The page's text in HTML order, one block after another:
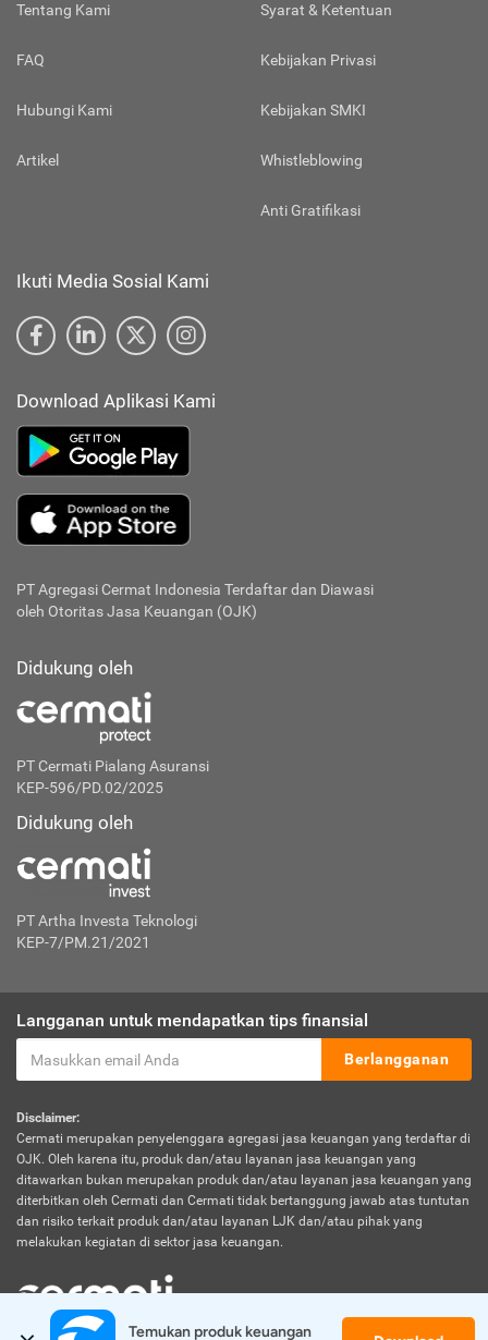
Tentang Kami
FAQ
Hubungi Kami
Artikel
Syarat & Ketentuan
Kebijakan Privasi
Kebijakan SMKI
Whistleblowing
Anti Gratifikasi
Ikuti Media Sosial Kami
Download Aplikasi Kami
PT Agregasi Cermat Indonesia Terdaftar dan Diawasi
oleh Otoritas Jasa Keuangan (OJK)
Didukung oleh
PT Cermati Pialang Asuransi
KEP-596/PD.02/2025
Didukung oleh
PT Artha Investa Teknologi
KEP-7/PM.21/2021
Langganan untuk mendapatkan tips finansial
Berlangganan
Disclaimer:
Cermati merupakan penyelenggara agregasi jasa keuangan yang terdaftar di
OJK. Oleh karena itu, produk dan/atau layanan jasa keuangan yang
ditawarkan bukan merupakan produk dan/atau layanan jasa keuangan yang
diterbitkan oleh Cermati dan Cermati tidak bertanggung jawab atas tuntutan
dan risiko terkait produk dan/atau layanan LJK dan/atau pihak yang
melakukan kegiatan di sektor jasa keuangan.
Temukan produk keuangan